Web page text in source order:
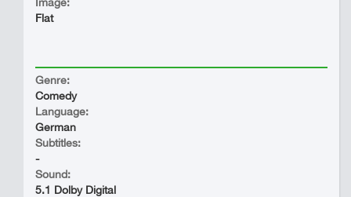
Flat
Genre:
Comedy
Language:
German
Subtitles:
-
Sound:
5.1 Dolby Digital